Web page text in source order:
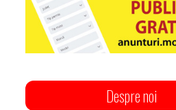
Despre noi